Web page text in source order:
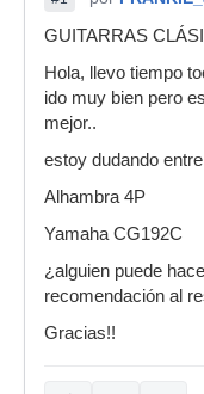
GUITARRAS
Hola, llevo tiempo
ido muy bien pero
mejor..
estoy dudando
Alhambra 4P
Yamaha CG192C
¿alguien puede
recomendación al
Gracias!!